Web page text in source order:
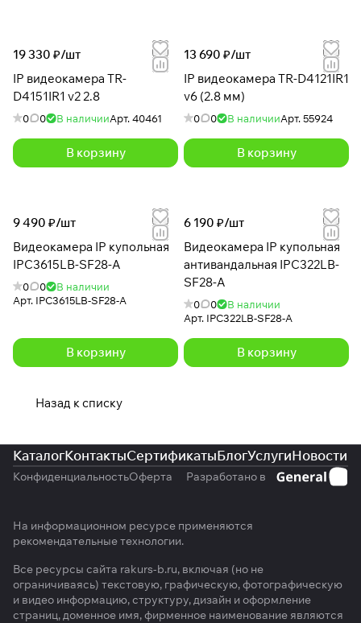
19 330 ₽/шт
IP видеокамера TR-
D4151IR1 v2 2.8
0 0 В наличииАрт.40461
В корзину
13 690 ₽/шт
IP видеокамера TR-D4121IR1
v6 (2.8 мм)
0 0 В наличииАрт.55924
В корзину
9 490 ₽/шт
Видеокамера IP купольная
IPC3615LB-SF28-A
0 0
В наличии
Арт. IPC3615LB-SF28-A
В корзину
6 190 ₽/шт
Видеокамера IP купольная
антивандальная IPC322LB-
SF28-A
0 0
В наличии
Арт. IPC322LB-SF28-A
В корзину
Назад к списку
КаталогКонтактыСертификатыБлогУслугиНовости
КонфиденциальностьОферта Разработано в
На информационном ресурсе применяются
рекомендательные технологии.
Все ресурсы сайта rakurs-b.ru, включая (но не
ограничиваясь) текстовую, графическую, фотографическую
и видео информацию, структуру, дизайн и оформление
страниц, доменное имя, фирменное наименование являются